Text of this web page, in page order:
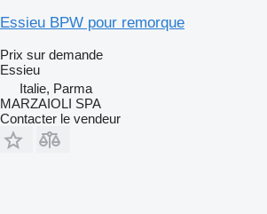
Essieu BPW pour remorque
Prix sur demande
Essieu
Italie, Parma
MARZAIOLI SPA
Contacter le vendeur